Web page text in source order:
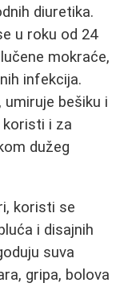
diuretika.
u roku od 24
mokraće,
infekcija.
bešiku i
koristi i za
dužeg
koristi se
i disajnih
suva
gripa, bolova